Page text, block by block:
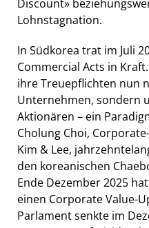
Discount»
Lohnstagnation.
In Südkorea trat im Juli
Commercial Acts in
ihre Treuepflichten nun
Unternehmen, sondern
Aktionären – ein
Cholung Choi,
Kim & Lee,
den koreanischen
Ende Dezember 2025
einen Corporate Value-
Parlament senkte im